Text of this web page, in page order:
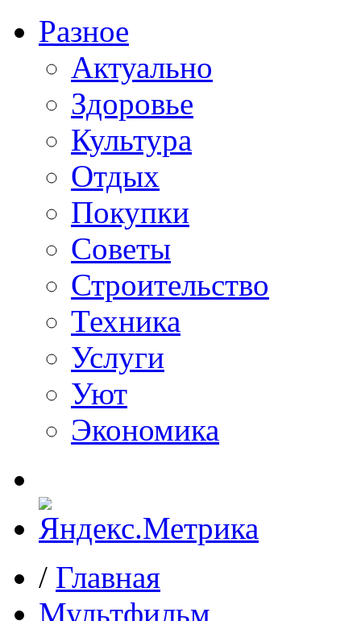
Разное
Актуально
Здоровье
Культура
Отдых
Покупки
Советы
Строительство
Техника
Услуги
Уют
Экономика
/ Главная
Мультфильм